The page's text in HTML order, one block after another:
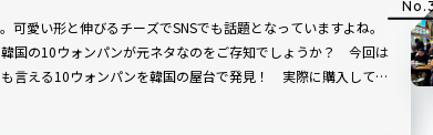
可愛い形と伸びるチーズでSNSでも話題となっていますよね。
国の10ウォンパンが元ネタなのをご存知でしょうか？ 今回は
言える10ウォンパンを韓国の屋台で発見！ 実際に購入して食